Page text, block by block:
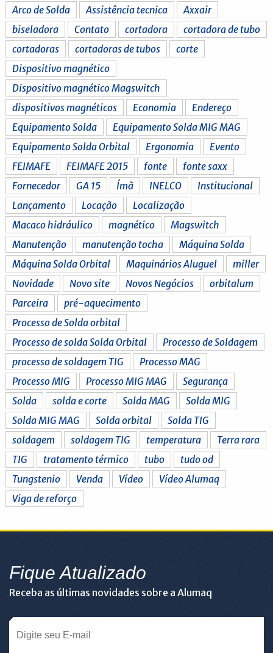
Arco de Solda Assistência tecnica
Axxair
biseladora
Contato cortadora
cortadora de tubo
cortadoras
cortadoras de tubos
corte
Dispositivo magnético
Dispositivo magnético Magswitch
dispositivos magnéticos
Economia
Endereço
Equipamento Solda
Equipamento Solda MIG MAG
Equipamento Solda Orbital
Ergonomia
Evento
FEIMAFE
FEIMAFE 2015 fonte
fonte saxx
Fornecedor
GA 15 Ímã INELCO
Institucional
Lançamento
Locação
Localização
Macaco hidráulico
magnético
Magswitch
Manutenção
manutenção tocha
Máquina Solda
Máquina Solda Orbital
Maquinários Aluguel
miller
Novidade
Novo site Novos Negócios
orbitalum
Parceira
pré-aquecimento
Processo de Solda orbital
Processo de solda Solda Orbital
Processo de Soldagem
processo de soldagem TIG
Processo MAG
Processo MIG
Processo MIG MAG
Segurança
Solda
solda e corte Solda MAG
Solda MIG
Solda MIG MAG
Solda orbital
Solda TIG
soldagem
soldagem TIG temperatura
Terra rara
TIG
tratamento térmico tubo
tudo od
Tungstenio
Venda Vídeo
Vídeo Alumaq
Viga de reforço
Fique Atualizado
Receba as últimas novidades sobre a Alumaq